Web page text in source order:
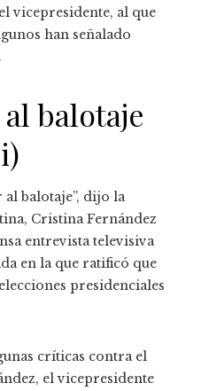
vicepresidente, al que
han señalado
balotaje
balotaje”, dijo la
Cristina Fernández
entrevista televisiva
en la que ratificó que
presidenciales
críticas contra el
el vicepresidente